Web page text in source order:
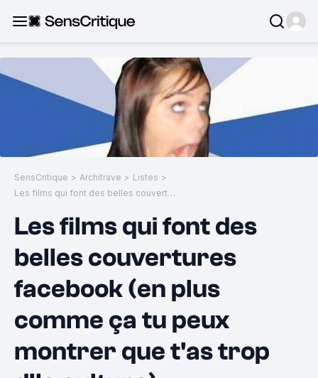
SensCritique > Architrave > Listes >
Les films qui font des belles couvertures facebook (en plus comme ça tu peux montrer que t'as trop d'la culture)
Les films qui font des
belles couvertures
facebook (en plus
comme ça tu peux
montrer que t'as trop